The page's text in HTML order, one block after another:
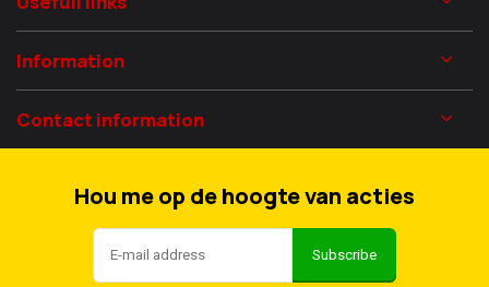
Information
Contact information
Hou me op de hoogte van acties
Subscribe